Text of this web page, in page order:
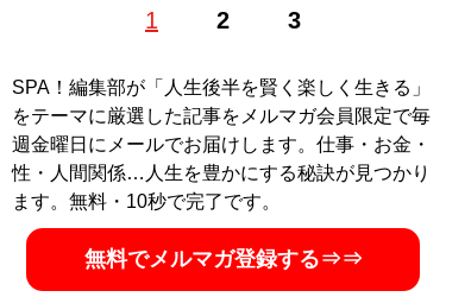
1 2 3
節約好きで、ポイントやキャンペーン情報に精通するお
倍楽しめる！』。ブログ「いの得ブログ」、ユーチュー
ブ「いの得ちゃんねる
」にて日々、お得情報を配信中
（Twitterアカウント:
@InoueJuniti ）
『お得生活！ お金がな
くても人生100倍楽しめ
SPA！編集部が「人生後半を賢く楽しく生きる」
をテーマに厳選した記事をメルマガ会員限定で毎
週金曜日にメールでお届けします。仕事・お金・
性・人間関係…人生を豊かにする秘訣が見つかり
ます。無料・10秒で完了です。
無料でメルマガ登録する⇒⇒